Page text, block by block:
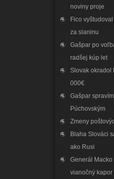
noviny proje
Fico
za slaninu
Gašpar po
radšej kúp let
Slovak okradol
000€
Gašpar
Púchovským
Zmeny
Blaha Slováci
ako Rusi
Generál Macko
vianočný kapor